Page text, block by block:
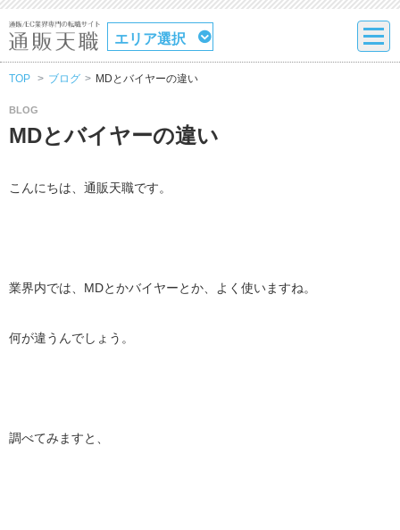
エリア選択
TOP ブログ MDとバイヤーの違い
BLOG
MDとバイヤーの違い
こんにちは、通販天職です。
業界内では、MDとかバイヤーとか、よく使いますね。
何が違うんでしょう。
調べてみますと、